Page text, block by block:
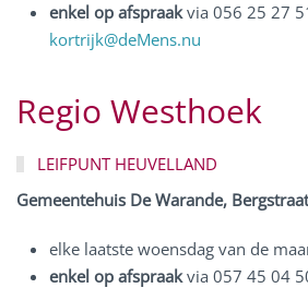
enkel op afspraakvia 056 25 27
kortrijk@deMens.nu
Regio Westhoek
LEIFPUNT HEUVELLAND
Gemeentehuis De Warande,
elke laatste woensdag van de
enkel op afspraakvia 057 45 04